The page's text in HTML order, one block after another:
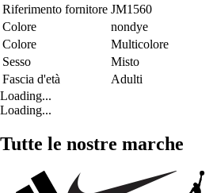
Riferimento fornitore JM1560
Colore
nondye
Colore
Multicolore
Sesso
Misto
Fascia d'età
Adulti
Loading...
Loading...
Tutte le nostre marche